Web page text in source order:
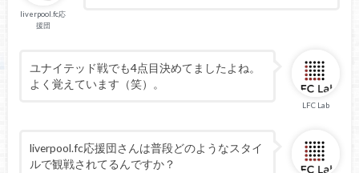
liverpool.fc応
援団
LFC Lab
ユナイテッド戦でも4点目決めてましたよね。
よく覚えています（笑）。
liverpool.fc応援団さんは普段どのようなスタイ
ルで観戦されてるんですか？